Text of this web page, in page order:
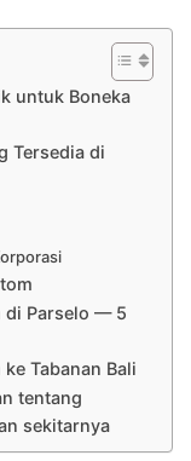
untuk Boneka
Tersedia di
di Parselo — 5
Tabanan Bali
tentang
sekitarnya